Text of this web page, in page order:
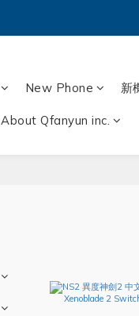
New Phone 新
About Qfanyun inc.